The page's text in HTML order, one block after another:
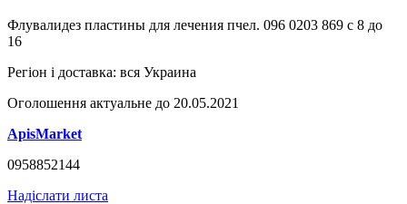
Флувалидез пластины для лечения пчел. 096 0203 869 с 8 до
16
Регіон і доставка: вся Украина
Оголошення актуальне до 20.05.2021
ApisMarket
0958852144
Надіслати листа